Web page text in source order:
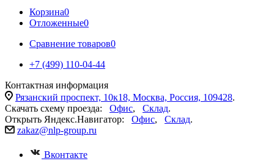
Корзина0
Отложенные0
Сравнение товаров0
+7 (499) 110-04-44
Контактная информация
Рязанский проспект, 10к18, Москва, Россия, 109428.
Скачать схему проезда: Офис, Склад.
Открыть Яндекс.Навигатор: Офис, Склад.
zakaz@nlp-group.ru
Вконтакте